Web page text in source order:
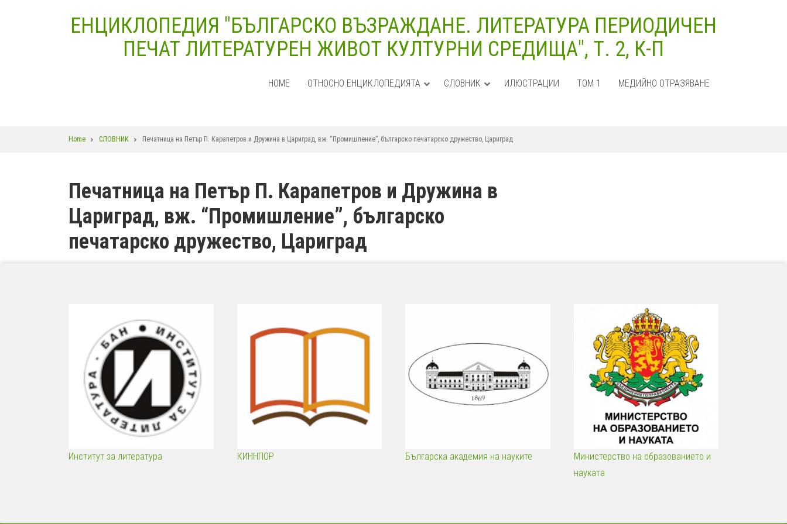
ЕНЦИКЛОПЕДИЯ "БЪЛГАРСКО ВЪЗРАЖДАНЕ. ЛИТЕРАТУРА ПЕРИОДИЧЕН
ПЕЧАТ ЛИТЕРАТУРЕН ЖИВОТ КУЛТУРНИ СРЕДИЩА", Т. 2, К-П
HOME ОТНОСНО ЕНЦИКЛОПЕДИЯТА СЛОВНИК ИЛЮСТРАЦИИ ТОМ 1 МЕДИЙНО ОТРАЗЯВАНЕ
Breadcrumb
Home СЛОВНИК Печатница на Петър П. Карапетров и Дружина в Цариград, вж. “Промишление”, българско печатарско дружество, Цариград
Печатница на Петър П. Карапетров и Дружина в
Цариград, вж. “Промишление”, българско
печатарско дружество, Цариград
Институт за литература КИННПОР Българска академия на науките
Министерство на образованието и
науката